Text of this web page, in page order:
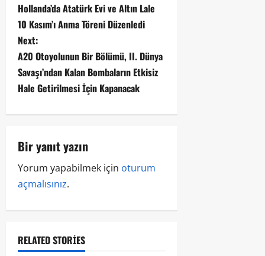
Hollanda’da Atatürk Evi ve Altın Lale
10 Kasım’ı Anma Töreni Düzenledi
Next:
A20 Otoyolunun Bir Bölümü, II. Dünya
Savaşı’ndan Kalan Bombaların Etkisiz
Hale Getirilmesi İçin Kapanacak
Bir yanıt yazın
Yorum yapabilmek için oturum
açmalısınız.
RELATED STORIES